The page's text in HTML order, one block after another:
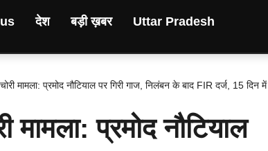
देश बड़ी ख़बर Uttar Pradesh
मामला: प्रमोद नौटियाल पर गिरी गाज, निलंबन के बाद FIR दर्ज, 15 दिन में
मामला: प्रमोद नौटियाल